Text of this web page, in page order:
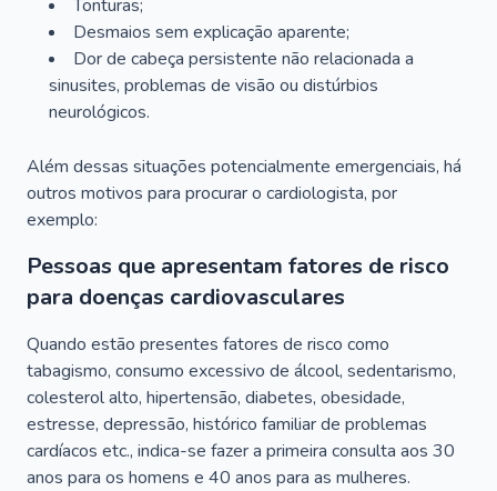
Tonturas;
Desmaios sem explicação aparente;
Dor de cabeça persistente não relacionada a
sinusites, problemas de visão ou distúrbios
neurológicos.
Além dessas situações potencialmente emergenciais, há
outros motivos para procurar o cardiologista, por
exemplo:
Pessoas que apresentam fatores de risco
para doenças cardiovasculares
Quando estão presentes fatores de risco como
tabagismo, consumo excessivo de álcool, sedentarismo,
colesterol alto, hipertensão, diabetes, obesidade,
estresse, depressão, histórico familiar de problemas
cardíacos etc., indica-se fazer a primeira consulta aos 30
anos para os homens e 40 anos para as mulheres.